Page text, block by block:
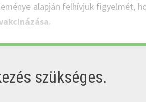
alapján felhívjuk figyelmét,
szükséges.